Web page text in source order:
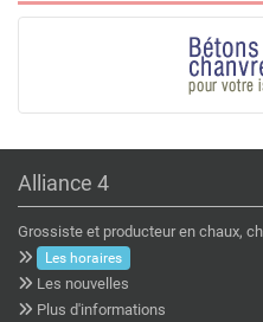
Alliance 4
Grossiste et producteur en chaux,
Les horaires
Les nouvelles
Plus d'informations